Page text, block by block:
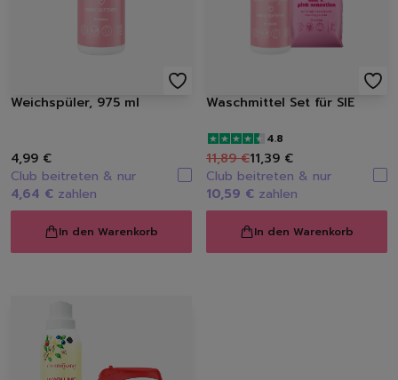
Weichspüler, 975 ml
4,99 €
Club beitreten & nur
4,64 € zahlen
In den Warenkorb
Waschmittel Set für SIE
4.8
11,89 €11,39 €
Club beitreten & nur
10,59 € zahlen
In den Warenkorb